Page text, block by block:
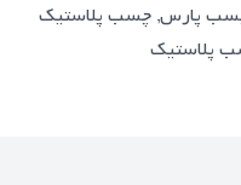
پارس, چسب پلاستیک
پلاستیک